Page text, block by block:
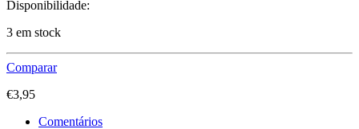
Disponibilidade:
3 em stock
Comparar
€3,95
Comentários